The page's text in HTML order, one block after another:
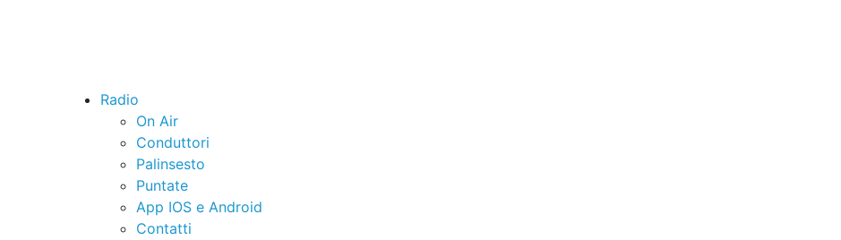
Radio
On Air
Conduttori
Palinsesto
Puntate
App IOS e Android
Contatti